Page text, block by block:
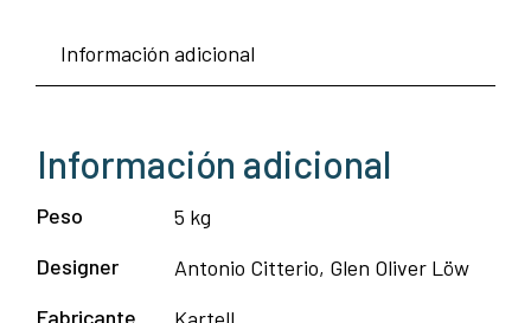
Información adicional
Información adicional
Peso
5 kg
Designer
Antonio Citterio, Glen Oliver Löw
Fabricante